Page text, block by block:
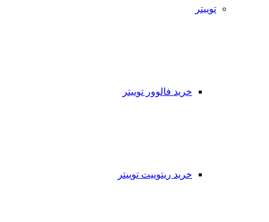
توییتر
خرید فالوور توییتر
خرید ریتوییت توییتر